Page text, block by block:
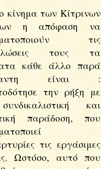
κίνημα των Κίτρινων
η απόφαση να
τις
τους τα
κάθε άλλο παρά
είναι :
την ρήξη με
και
παράδοση, που
τις εργάσιμες
Ωστόσο, αυτό που